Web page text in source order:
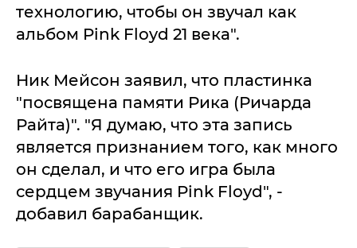
технологию, чтобы он звучал как
альбом Pink Floyd 21 века".
Ник Мейсон заявил, что пластинка
"посвящена памяти Рика (Ричарда
Райта)". "Я думаю, что эта запись
является признанием того, как много
он сделал, и что его игра была
сердцем звучания Pink Floyd", -
добавил барабанщик.